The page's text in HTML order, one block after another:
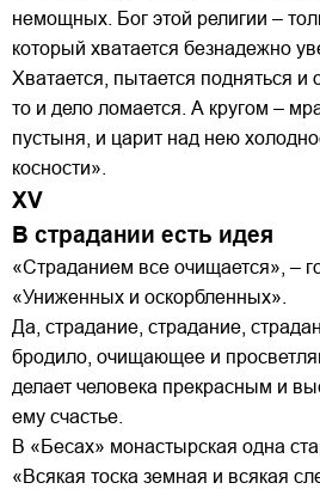
немощных. Бог этой религии –
который хватается безнадежно
Хватается, пытается подняться и
то и дело ломается. А кругом –
пустыня, и царит над нею
косности».
XV
В страдании есть идея
«Страданием все очищается», –
«Униженных и оскорбленных».
Да, страдание, страдание,
бродило, очищающее и
делает человека прекрасным и
ему счастье.
В «Бесах» монастырская одна
«Всякая тоска земная и всякая